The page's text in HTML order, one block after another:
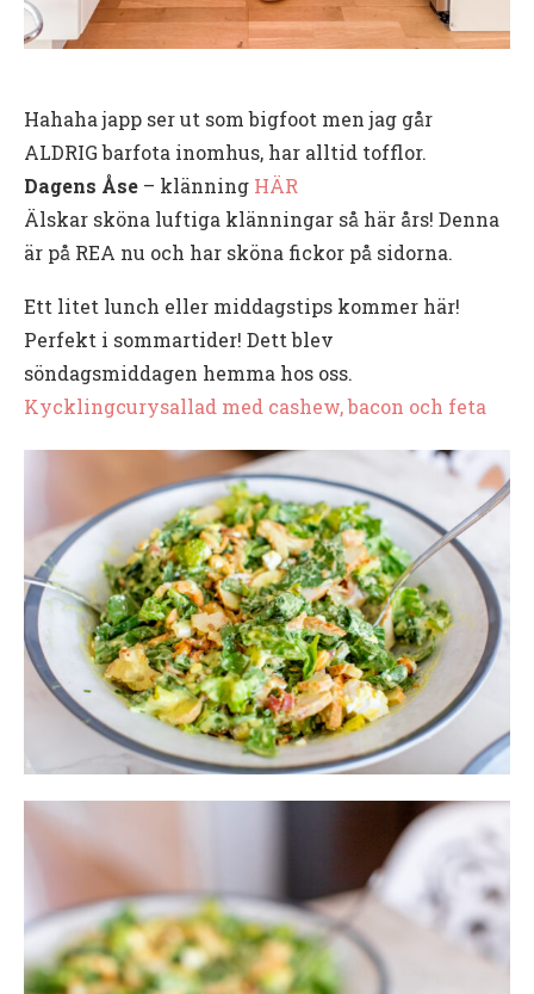
Hahaha japp ser ut som bigfoot men jag går
ALDRIG barfota inomhus, har alltid tofflor.
Dagens Åse – klänning HÄR
Älskar sköna luftiga klänningar så här års! Denna
är på REA nu och har sköna fickor på sidorna.
Ett litet lunch eller middagstips kommer här!
Perfekt i sommartider! Dett blev
söndagsmiddagen hemma hos oss.
Kycklingcurysallad med cashew, bacon och feta